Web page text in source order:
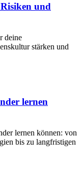
und
deine
stärken und
lernen
lernen können: von
bis zu langfristigen